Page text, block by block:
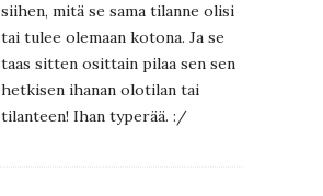
siihen, mitä se sama tilanne olisi
tai tulee olemaan kotona. Ja se
taas sitten osittain pilaa sen sen
hetkisen ihanan olotilan tai
tilanteen! Ihan typerää. :/